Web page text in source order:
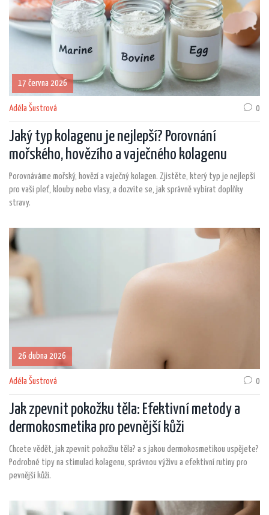
17 června 2026
Adéla Šustrová 0
Jaký typ kolagenu je nejlepší? Porovnání
mořského, hovězího a vaječného kolagenu
Porovnáváme mořský, hovězí a vaječný kolagen. Zjistěte, který typ je nejlepší
pro vaši pleť, klouby nebo vlasy, a dozvíte se, jak správně vybírat doplňky
stravy.
26 dubna 2026
Adéla Šustrová 0
Jak zpevnit pokožku těla: Efektivní metody a
dermokosmetika pro pevnější kůži
Chcete vědět, jak zpevnit pokožku těla? a s jakou dermokosmetikou uspějete?
Podrobné tipy na stimulaci kolagenu, správnou výživu a efektivní rutiny pro
pevnější kůži.